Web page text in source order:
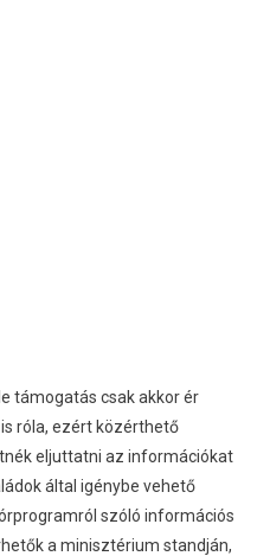
támogatás csak akkor ér
róla, ezért közérthető
eljuttatni az információkat
által igénybe vehető
szóló információs
a minisztérium standján,